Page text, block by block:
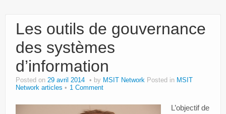
Events
Dons
Services
Intranet
Les outils de gouvernance
des systèmes
d’information
Posted on 29 avril 2014 by MSIT Network Posted in MSIT
Network articles
1 Comment
L’objectif de